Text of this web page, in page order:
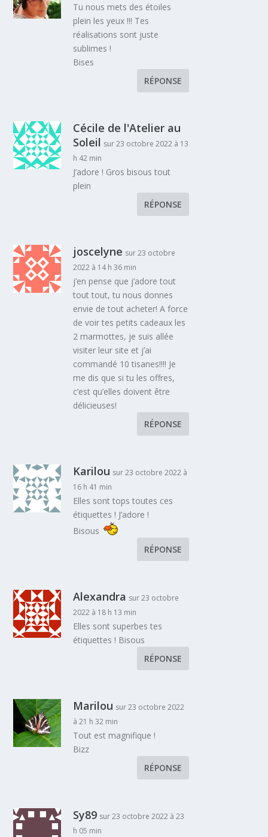
Tu nous mets des étoiles
plein les yeux !!! Tes
réalisations sont juste
sublimes !
Bises
RÉPONSE
Cécile de l'Atelier au
Soleil sur 23 octobre 2022 à 13
h 42 min
J’adore ! Gros bisous tout
plein
RÉPONSE
joscelyne sur 23 octobre
2022 à 14 h 36 min
j’en pense que j’adore tout
tout tout, tu nous donnes
envie de tout acheter! A force
de voir tes petits cadeaux les
2 marmottes, je suis allée
visiter leur site et j’ai
commandé 10 tisanes!!!! Je
me dis que si tu les offres,
c’est qu’elles doivent être
délicieuses!
RÉPONSE
Karilou sur 23 octobre 2022 à
16 h 41 min
Elles sont tops toutes ces
étiquettes ! J’adore !
Bisous
RÉPONSE
Alexandra sur 23 octobre
2022 à 18 h 13 min
Elles sont superbes tes
étiquettes ! Bisous
RÉPONSE
Marilou sur 23 octobre 2022
à 21 h 32 min
Tout est magnifique !
Bizz
RÉPONSE
Sy89 sur 23 octobre 2022 à 23
h 05 min